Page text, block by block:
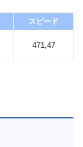
スピード
471,47